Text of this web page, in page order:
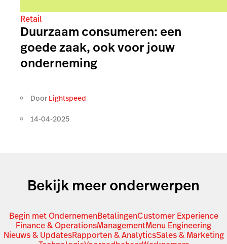
Retail
Duurzaam consumeren: een
goede zaak, ook voor jouw
onderneming
Door Lightspeed
14-04-2025
Bekijk meer onderwerpen
Begin met OndernemenBetalingenCustomer Experience
Finance & OperationsManagementMenu Engineering
Nieuws & UpdatesRapporten & AnalyticsSales & Marketing